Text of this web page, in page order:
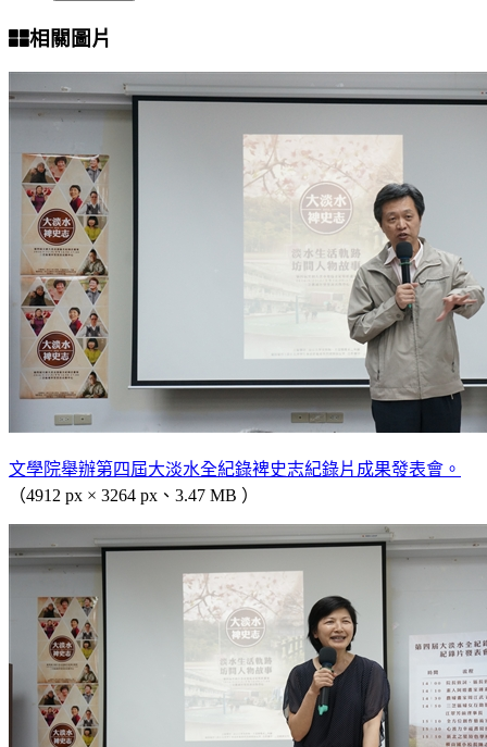
相關圖片
文學院舉辦第四屆大淡水全紀錄裨史志紀錄片成果發表會。
（4912 px × 3264 px、3.47 MB ）